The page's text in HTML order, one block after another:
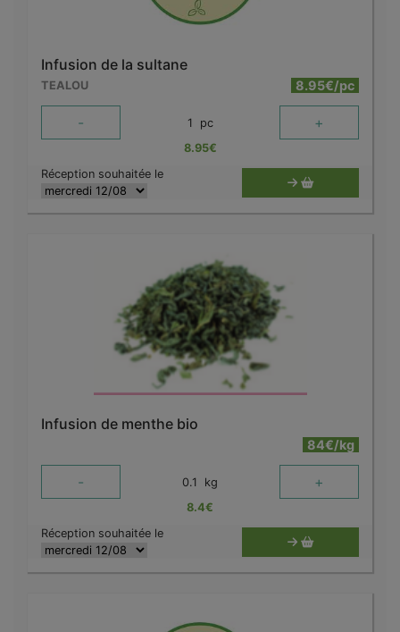
Infusion de la sultane
TEALOU 8.95€/pc
- 1 pc +
8.95€
Réception souhaitée le
Infusion de menthe bio
84€/kg
- 0.1 kg +
8.4€
Réception souhaitée le